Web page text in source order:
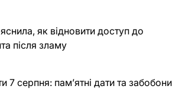
як відновити доступ до
після зламу
7 серпня: пам’ятні дати та забобони